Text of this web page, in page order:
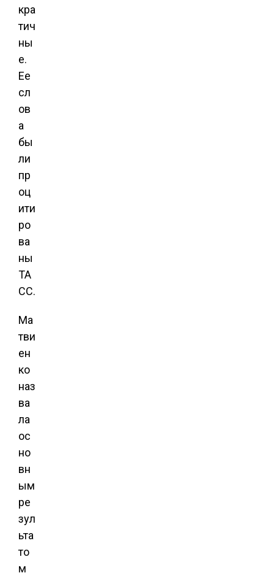
кра
тич
ны
е.
Ее
сл
ов
а
бы
ли
пр
оц
ити
ро
ва
ны
ТА
СС.
Ма
тви
ен
ко
наз
ва
ла
ос
но
вн
ым
ре
зул
ьта
то
м